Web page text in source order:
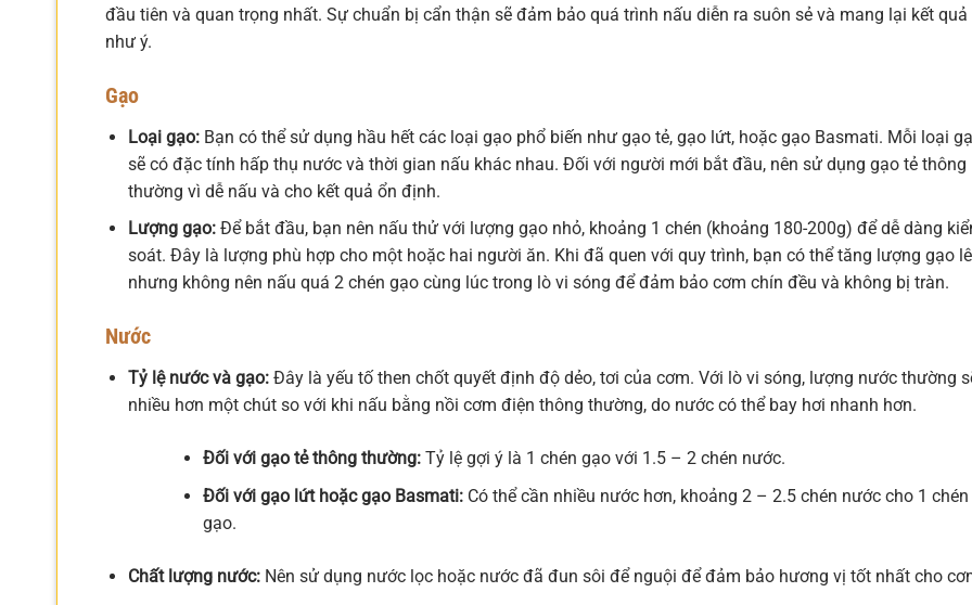
đầu tiên và quan trọng nhất. Sự chuẩn bị cẩn thận sẽ đảm bảo quá trình nấu diễn ra suôn sẻ và mang lại kết quả
như ý.
Gạo
Loại gạo:Bạn có thể sử dụng hầu hết các loại gạo phổ biến như gạo tẻ, gạo lứt, hoặc gạo Basmati. Mỗi loại
sẽ có đặc tính hấp thụ nước và thời gian nấu khác nhau. Đối với người mới bắt đầu, nên sử dụng gạo tẻ thông
thường vì dễ nấu và cho kết quả ổn định.
Lượng gạo:Để bắt đầu, bạn nên nấu thử với lượng gạo nhỏ, khoảng 1 chén (khoảng 180-200g) để dễ dàng
soát. Đây là lượng phù hợp cho một hoặc hai người ăn. Khi đã quen với quy trình, bạn có thể tăng lượng gạo
nhưng không nên nấu quá 2 chén gạo cùng lúc trong lò vi sóng để đảm bảo cơm chín đều và không bị tràn.
Nước
Tỷ lệ nước và gạo:Đây là yếu tố then chốt quyết định độ dẻo, tơi của cơm. Với lò vi sóng, lượng nước thường
nhiều hơn một chút so với khi nấu bằng nồi cơm điện thông thường, do nước có thể bay hơi nhanh hơn.
Đối với gạo tẻ thông thường:Tỷ lệ gợi ý là 1 chén gạo với 1.5 – 2 chén nước.
Đối với gạo lứt hoặc gạo Basmati:Có thể cần nhiều nước hơn, khoảng 2 – 2.5 chén nước cho 1 chén
gạo.
Chất lượng nước:Nên sử dụng nước lọc hoặc nước đã đun sôi để nguội để đảm bảo hương vị tốt nhất cho